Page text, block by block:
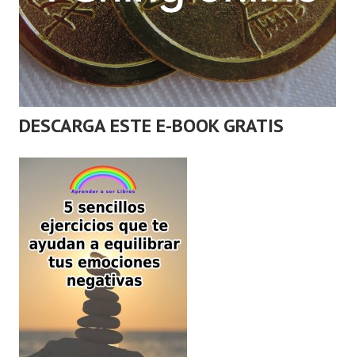
DESCARGA ESTE E-BOOK GRATIS